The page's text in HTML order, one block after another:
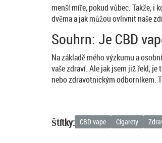
menší míře, pokud vůbec. Takže, i
dvěma a jak můžou ovlivnit naše
Souhrn: Je CBD
Na základě mého výzkumu a
vaše zdraví. Ale jak jsem již řekl,
nebo zdravotnickým odborníkem.
Štítky: CBD vape Cigarety